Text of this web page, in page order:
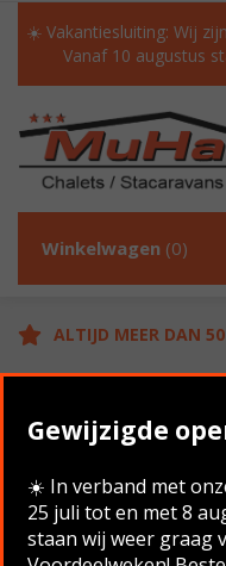
☀️ Vakantiesluiting: Wij
Vanaf 10 augustus
Winkelwagen (0)
ALTIJD MEER DAN
GRATIS
KLANTEN
Gewijzigde
☀️ In verband met
25 juli tot en met 8
staan wij weer graag